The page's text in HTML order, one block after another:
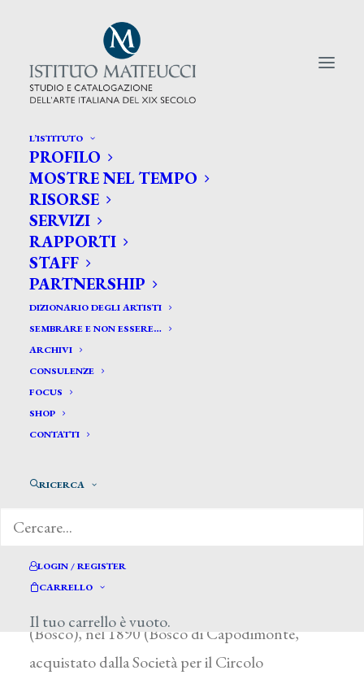
L’ISTITUTO
PROFILO
MOSTRE NEL TEMPO
RISORSE
SERVIZI
RAPPORTI
STAFF
PARTNERSHIP
DIZIONARIO DEGLI ARTISTI
SEMBRARE E NON ESSERE…
ARCHIVI
CONSULENZE
FOCUS
SHOP
CONTATTI
RICERCA
LOGIN / REGISTER
CARRELLO
Il tuo carrello è vuoto.
CERCA TRA GLI ARTISTI:
Search
for:
Rubino Gustavo*
RUBINO GUSTAVO
Studiò pittura sotto la guida di A. Simonetti e si
presso S. Rocco Napoli) e a Venezia (Paese). Alla
(Bosco), nel 1890 (Bosco di Capodimonte,
acquistato dalla Società per il Circolo